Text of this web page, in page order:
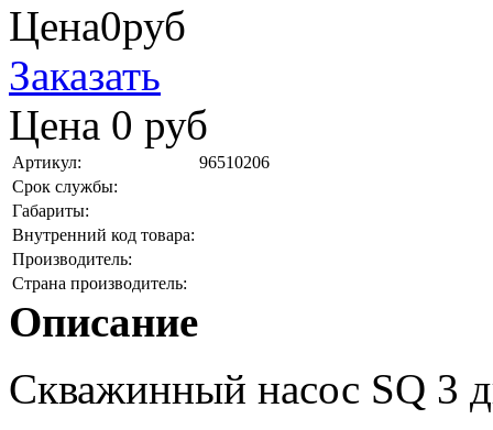
Цена0руб
Заказать
Цена 0 руб
Артикул:
96510206
Срок службы:
Габариты:
Внутренний код товара:
Производитель:
Страна производитель:
Описание
Скважинный насос SQ 3